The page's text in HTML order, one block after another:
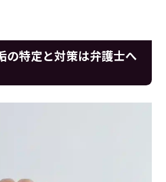
の特定と対策は弁護士へ